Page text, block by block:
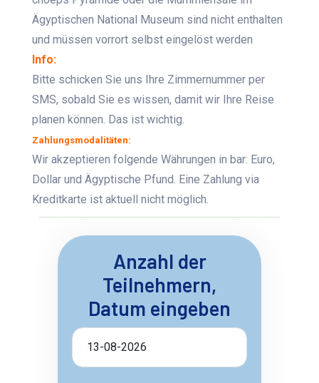
Ägyptischen National Museum sind nicht enthalten
und müssen vorrort selbst eingelöst werden
Info:
Bitte schicken Sie uns Ihre Zimmernummer per
SMS, sobald Sie es wissen, damit wir Ihre Reise
planen können. Das ist wichtig.
Zahlungsmodalitäten:
Wir akzeptieren folgende Währungen in bar: Euro,
Dollar und Ägyptische Pfund. Eine Zahlung via
Kreditkarte ist aktuell nicht möglich.
Anzahl der
Teilnehmern,
Datum eingeben